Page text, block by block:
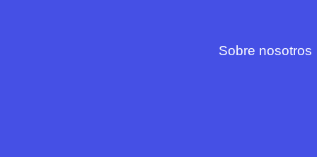
Sobre nosotros